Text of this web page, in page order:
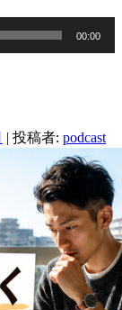
00:00
| 投稿者: podcast